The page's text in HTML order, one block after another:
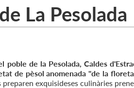
La Pesolada
poble de la Pesolada, Caldes
de pèsol anomenada "de la
preparen exquisideses culinàries